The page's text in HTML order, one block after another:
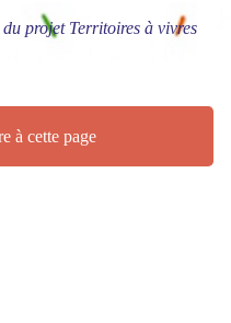
du projet Territoires à vivres
à cette page